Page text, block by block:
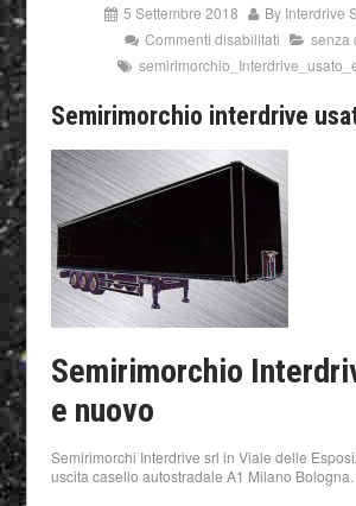
5 Settembre 2018 By Interdrive
Commenti disabilitati
senza
Semirimorchio interdrive
Semirimorchio
e nuovo
Semirimorchi Interdrive srl in Viale delle
uscita casello autostradale A1 Milano Bologna.